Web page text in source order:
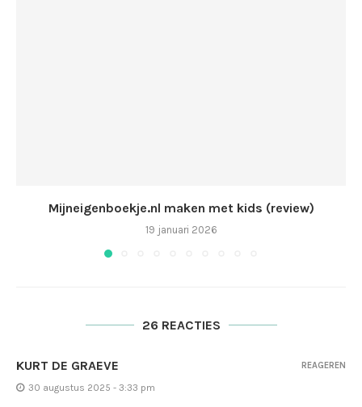
Mijneigenboekje.nl maken met kids (review)
19 januari 2026
26 REACTIES
KURT DE GRAEVE
30 augustus 2025 - 3:33 pm
REAGEREN